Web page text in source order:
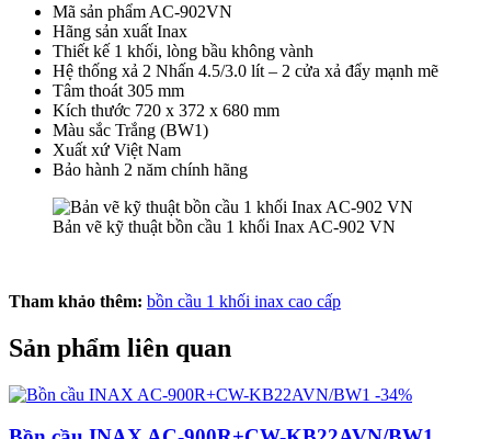
Mã sản phẩm AC-902VN
Hãng sản xuất Inax
Thiết kế 1 khối, lòng bầu không vành
Hệ thống xả 2 Nhấn 4.5/3.0 lít – 2 cửa xả đẩy mạnh mẽ
Tâm thoát 305 mm
Kích thước 720 x 372 x 680 mm
Màu sắc Trắng (BW1)
Xuất xứ Việt Nam
Bảo hành 2 năm chính hãng
Bản vẽ kỹ thuật bồn cầu 1 khối Inax AC-902 VN
Tham khảo thêm: bồn cầu 1 khối inax cao cấp
Sản phẩm liên quan
-34%